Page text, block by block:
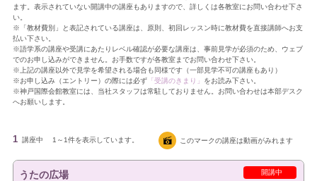
ます。表示されていない開講中の講座もありますので、詳しくは各教室にお問い合わせ下さ
い。
※「教材費別」と表記されている講座は、原則、初回レッスン時に教材費を直接講師へお支
払い下さい。
※語学系の講座や受講にあたりレベル確認が必要な講座は、事前見学が必須のため、ウェブ
でのお申し込みができません。お手数ですが各教室までお問い合わせ下さい。
※上記の講座以外で見学を希望される場合も同様です（一部見学不可の講座もあり）
※お申し込み（エントリー）の際には必ず「受講のきまり」 をお読み下さい。
※神戸国際会館教室には、当社スタッフは常駐しておりません。お問い合わせは本部デスク
へお願いします。
1 講座中 1～1件を表示しています。 このマークの講座は動画がみれます
開講中
うたの広場